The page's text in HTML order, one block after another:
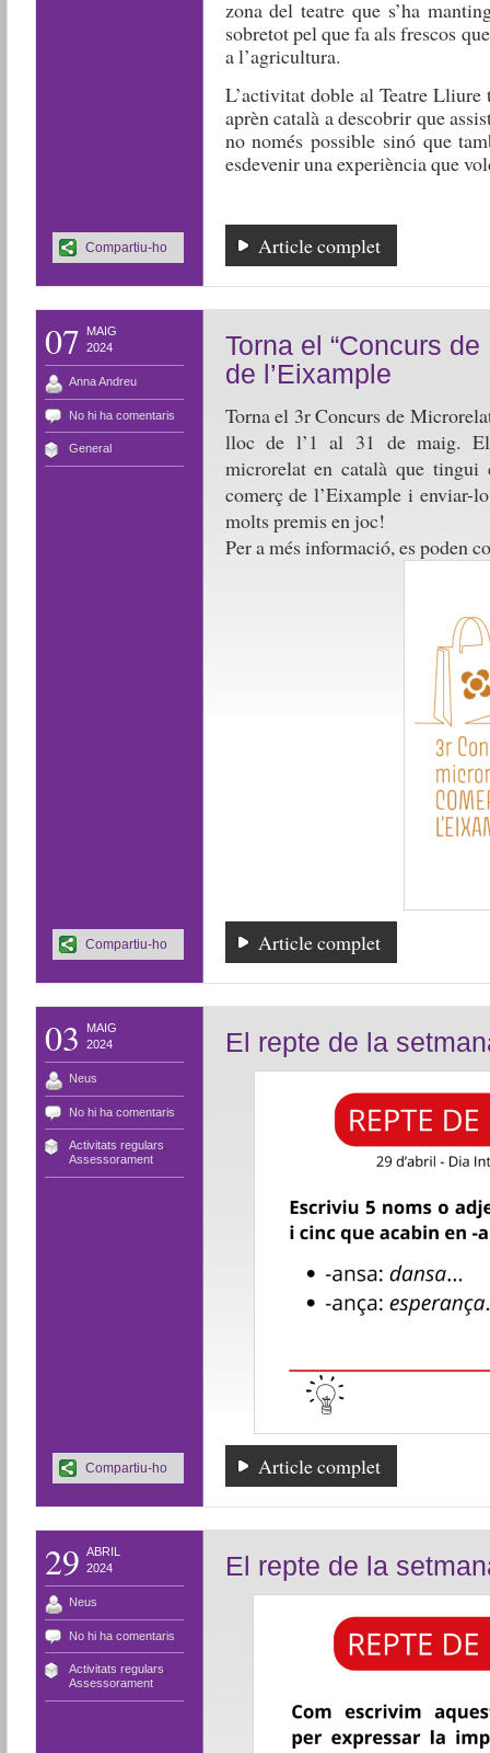
zona del teatre que s’ha
sobretot pel que fa als frescos
a l’agricultura.
L’activitat doble al Teatre
aprèn català a descobrir que
no només possible sinó que
esdevenir una experiència que
Article complet
Compartiu-ho
07
MAIG
2024
Anna Andreu
No hi ha comentaris
General
Torna el “Concurs
de l’Eixample
Torna el 3r Concurs de
lloc de l’1 al 31 de maig.
microrelat en català que tingui
comerç de l’Eixample i enviar-
molts premis en joc!
Per a més informació, es poden
Article complet
Compartiu-ho
03
MAIG
2024
Neus
No hi ha comentaris
Activitats regulars
Assessorament
El repte de la
Article complet
Compartiu-ho
29 ABRIL
2024
Neus
No hi ha comentaris
Activitats regulars
Assessorament
El repte de la